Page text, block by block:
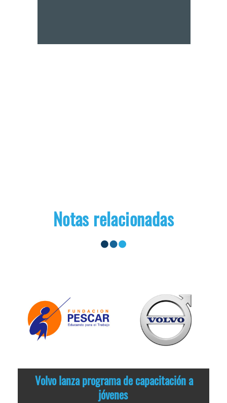
Notas relacionadas
Volvo lanza programa de capacitación a
jóvenes